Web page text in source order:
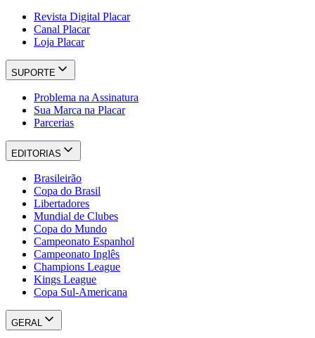
Revista Digital Placar
Canal Placar
Loja Placar
SUPORTE
Problema na Assinatura
Sua Marca na Placar
Parcerias
EDITORIAS
Brasileirão
Copa do Brasil
Libertadores
Mundial de Clubes
Copa do Mundo
Campeonato Espanhol
Campeonato Inglês
Champions League
Kings League
Copa Sul-Americana
GERAL